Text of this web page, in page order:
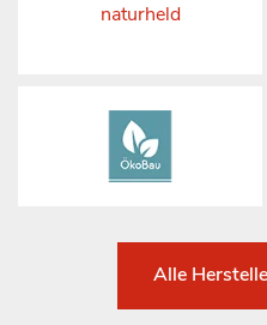
naturheld
Alle